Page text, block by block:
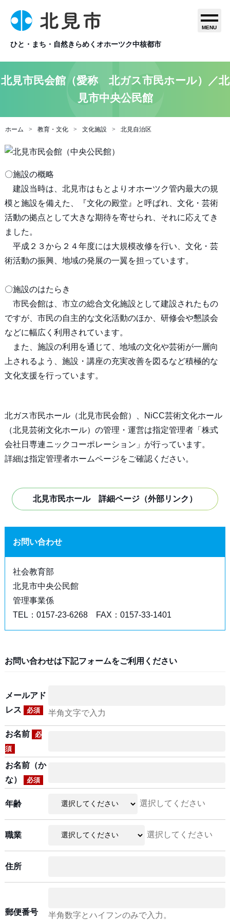
ひと・まち・自然きらめくオホーツク中核都市
MENU
北見市民会館（愛称 北ガス市民ホール）／北
見市中央公民館
ホーム 教育・文化 文化施設 北見自治区
〇施設の概略
建設当時は、北見市はもとよりオホーツク管内最大の規
模と施設を備えた、『文化の殿堂』と呼ばれ、文化・芸術
活動の拠点として大きな期待を寄せられ、それに応えてき
ました。
平成２３から２４年度には大規模改修を行い、文化・芸
術活動の振興、地域の発展の一翼を担っています。
〇施設のはたらき
市民会館は、市立の総合文化施設として建設されたもの
ですが、市民の自主的な文化活動のほか、研修会や懇談会
などに幅広く利用されています。
また、施設の利用を通じて、地域の文化や芸術が一層向
上されるよう、施設・講座の充実改善を図るなど積極的な
文化支援を行っています。
北ガス市民ホール（北見市民会館）、NiCC芸術文化ホール
（北見芸術文化ホール）の管理・運営は指定管理者「株式
会社日専連ニックコーポレーション」が行っています。
詳細は指定管理者ホームページをご確認ください。
北見市民ホール 詳細ページ（外部リンク）
お問い合わせ
社会教育部
北見市中央公民館
管理事業係
TEL：0157-23-6268 FAX：0157-33-1401
お問い合わせは下記フォームをご利用ください
メールアド
レス
必須 半角文字で入力
お名前
必
須
お名前（か
な）
必須
年齢 選択してください
職業 選択してください
住所
郵便番号 半角数字とハイフンのみで入力。